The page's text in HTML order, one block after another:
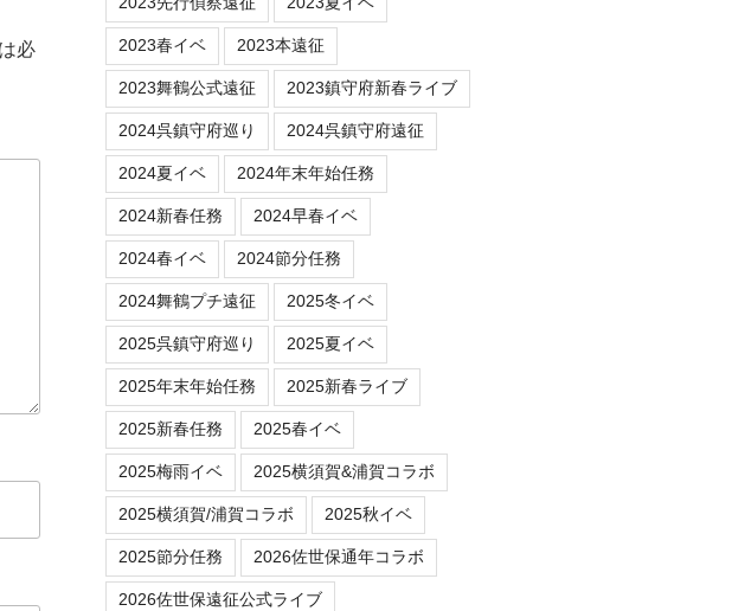
必
2023春イベ 2023本遠征
2023舞鶴公式遠征 2023鎮守府新春ライブ
2024呉鎮守府巡り 2024呉鎮守府遠征
2024夏イベ 2024年末年始任務
2024新春任務 2024早春イベ
2024春イベ 2024節分任務
2024舞鶴プチ遠征 2025冬イベ
2025呉鎮守府巡り 2025夏イベ
2025年末年始任務 2025新春ライブ
2025新春任務 2025春イベ
2025梅雨イベ 2025横須賀&浦賀コラボ
2025横須賀/浦賀コラボ 2025秋イベ
2025節分任務 2026佐世保通年コラボ
2026佐世保遠征公式ライブ